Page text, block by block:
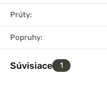
Prúty:
Popruhy:
Súvisiace 1